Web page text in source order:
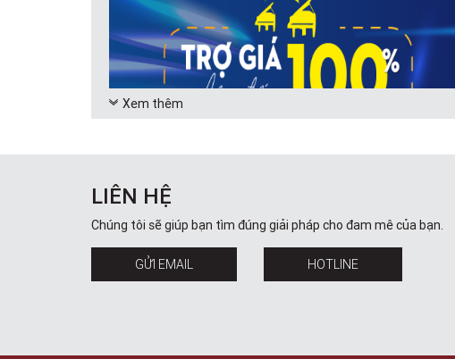
Xem thêm
LIÊN HỆ
Chúng tôi sẽ giúp bạn tìm đúng giải pháp cho đam mê của bạn.
GỬI EMAIL HOTLINE